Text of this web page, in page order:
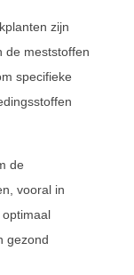
zijn
de meststoffen
specifieke
de
vooral in
gezond